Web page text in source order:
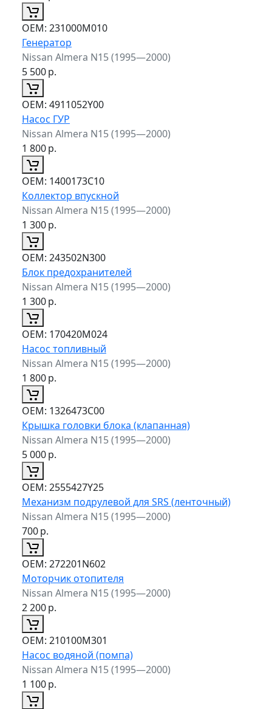
ОЕМ: 231000M010
Генератор
Nissan Almera N15 (1995—2000)
5 500р.
ОЕМ: 4911052Y00
Насос ГУР
Nissan Almera N15 (1995—2000)
1 800р.
ОЕМ: 1400173C10
Коллектор впускной
Nissan Almera N15 (1995—2000)
1 300р.
ОЕМ: 243502N300
Блок предохранителей
Nissan Almera N15 (1995—2000)
1 300р.
ОЕМ: 170420M024
Насос топливный
Nissan Almera N15 (1995—2000)
1 800р.
ОЕМ: 1326473C00
Крышка головки блока (клапанная)
Nissan Almera N15 (1995—2000)
5 000р.
ОЕМ: 2555427Y25
Механизм подрулевой для SRS (ленточный)
Nissan Almera N15 (1995—2000)
700р.
ОЕМ: 272201N602
Моторчик отопителя
Nissan Almera N15 (1995—2000)
2 200р.
ОЕМ: 210100M301
Насос водяной (помпа)
Nissan Almera N15 (1995—2000)
1 100р.